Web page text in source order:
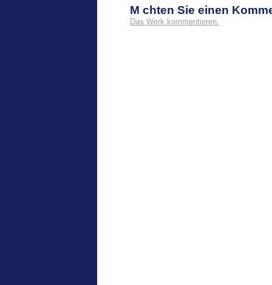
M chten Sie einen
Das Werk kommentieren.